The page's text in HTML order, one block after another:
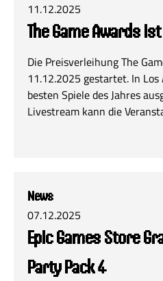
11.12.2025
The Game Awards
Die Preisverleihung The
11.12.2025 gestartet. In
besten Spiele des Jahres
Livestream kann die
News
07.12.2025
Epic Games Store
Party Pack 4